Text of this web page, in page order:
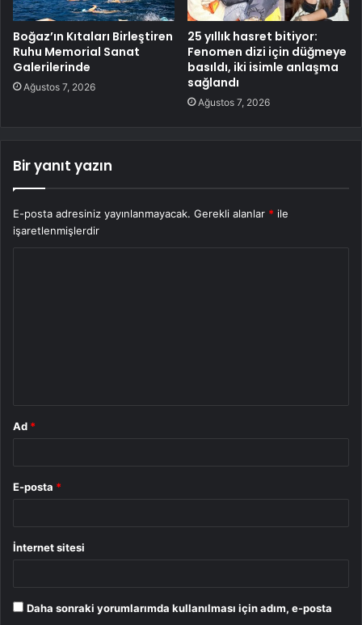
Boğaz’ın Kıtaları Birleştiren
Ruhu Memorial Sanat
Galerilerinde
Ağustos 7, 2026
25 yıllık hasret bitiyor:
Fenomen dizi için düğmeye
basıldı, iki isimle anlaşma
sağlandı
Ağustos 7, 2026
Bir yanıt yazın
E-posta adresiniz yayınlanmayacak. Gerekli alanlar * ile
işaretlenmişlerdir
Ad *
E-posta *
İnternet sitesi
Daha sonraki yorumlarımda kullanılması için adım, e-posta